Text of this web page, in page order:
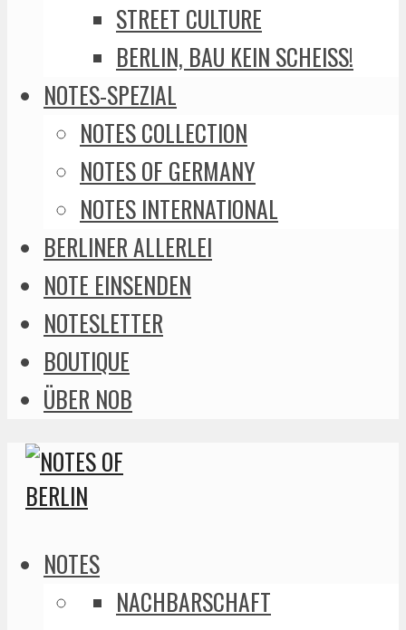
STREET CULTURE
BERLIN, BAU KEIN SCHEISS!
NOTES-SPEZIAL
NOTES COLLECTION
NOTES OF GERMANY
NOTES INTERNATIONAL
BERLINER ALLERLEI
NOTE EINSENDEN
NOTESLETTER
BOUTIQUE
ÜBER NOB
NOTES
NACHBARSCHAFT